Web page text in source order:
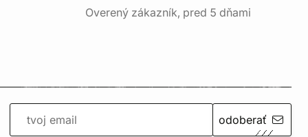
Overený zákazník, pred 5 dňami
odoberať